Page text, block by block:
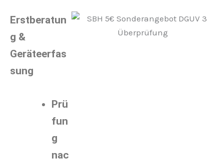
Erstberatun
g &
Geräteerfas
sung
Prü
fun
g
nac